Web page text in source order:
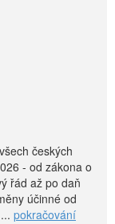
českých
- od zákona o
řád až po daň
účinné od
pokračování